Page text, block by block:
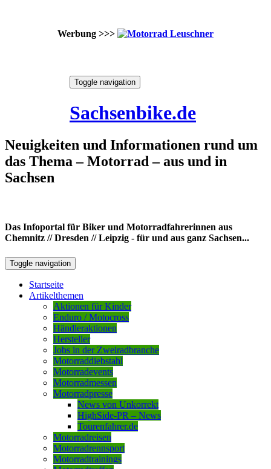
Werbung >>>
Toggle navigation
Sachsenbike.de
Neuigkeiten und Informationen rund um
das Thema – Motorrad – aus und in
Sachsen
Das Infoportal für Biker und Motorradfahrerinnen aus
Chemnitz // Dresden // Leipzig - für und aus ganz Sachsen...
Toggle navigation
Startseite
Artikelthemen
Aktionen für Kinder
Enduro / Motocross
Händleraktionen
Hersteller
Jobs in der Zweiradbranche
Motorraddiebstahl
Motorradevents
Motorradmessen
Motorradpresse
News von Unkorrekt
HighSide-PR – News
Tourenfahrer.de
Motorradreisen
Motorradrennsport
Motorradtrainings